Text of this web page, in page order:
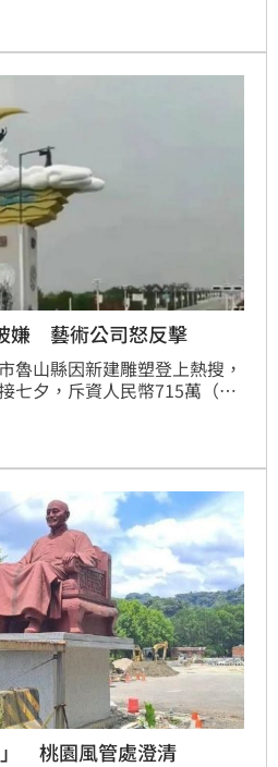
術家Petre-VirgiliuMogosan
表示：「《浪花》針對時代所
在藝術表現，並成功轉化在作
嫌 藝術公司怒反擊
魯山縣因新建雕塑登上熱搜，
七夕，斥資人民幣715萬（約
否「浪費公共財政」。
桃園風管處澄清